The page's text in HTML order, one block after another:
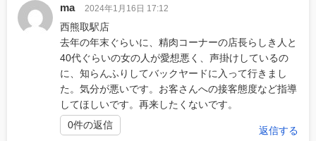
ma 2024年1月16日 17:12
西熊取駅店
去年の年末ぐらいに、精肉コーナーの店長らしき人と
40代ぐらいの女の人が愛想悪く、声掛けしているの
に、知らんふりしてバックヤードに入って行きまし
た。気分が悪いです。お客さんへの接客態度など指導
してほしいです。再来したくないです。
返信する
0件の返信